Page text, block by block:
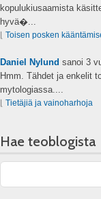
kopulukiusaamista
hyvä�...
⌊ Toisen posken
Daniel Nylund sanoi 3
Hmm. Tähdet ja enkelit
mytologiassa....
⌊ Tietäjiä ja vainoharhoja
Hae teoblogista